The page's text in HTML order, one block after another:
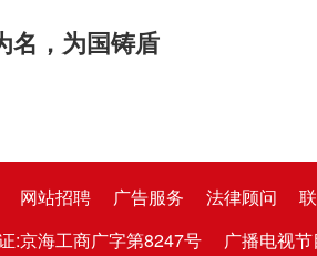
名，为国铸盾
网站招聘 广告服务 法律顾问
:京海工商广字第8247号 广播电视